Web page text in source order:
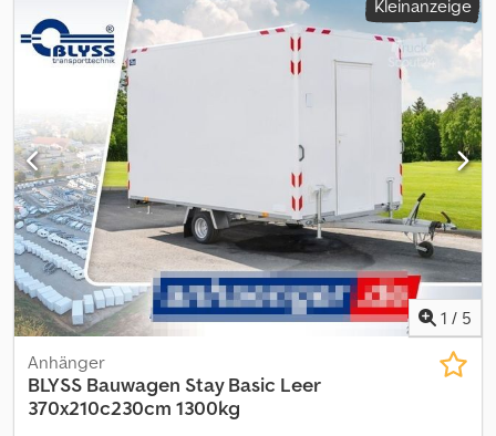
Kauf neu Irrtümer und Zwischenverkauf vorbehalten.Kleinanzeige
1 / 5
Anhänger
BLYSS Bauwagen Stay Basic Leer
370x210c230cm 1300kg